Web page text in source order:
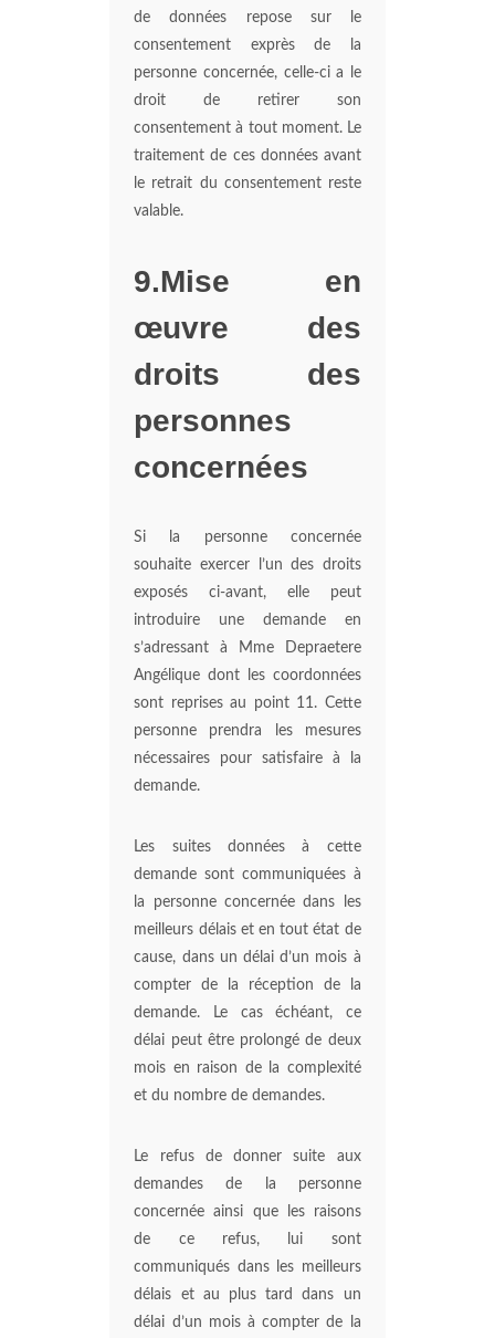
de données repose sur le
consentement exprès de la
personne concernée, celle-ci a le
droit de retirer son
consentement à tout moment. Le
traitement de ces données avant
le retrait du consentement reste
valable.
9.Mise en
œuvre des
droits des
personnes
concernées
Si la personne concernée
souhaite exercer l’un des droits
exposés ci-avant, elle peut
introduire une demande en
s’adressant à Mme Depraetere
Angélique dont les coordonnées
sont reprises au point 11. Cette
personne prendra les mesures
nécessaires pour satisfaire à la
demande.
Les suites données à cette
demande sont communiquées à
la personne concernée dans les
meilleurs délais et en tout état de
cause, dans un délai d’un mois à
compter de la réception de la
demande. Le cas échéant, ce
délai peut être prolongé de deux
mois en raison de la complexité
et du nombre de demandes.
Le refus de donner suite aux
demandes de la personne
concernée ainsi que les raisons
de ce refus, lui sont
communiqués dans les meilleurs
délais et au plus tard dans un
délai d’un mois à compter de la